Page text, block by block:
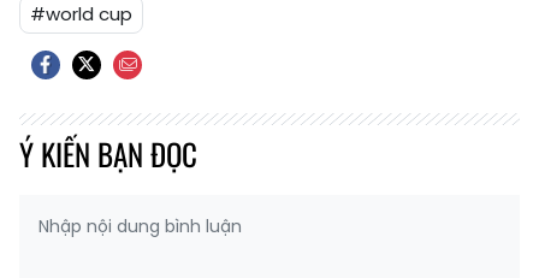
#world cup
Ý KIẾN BẠN ĐỌC